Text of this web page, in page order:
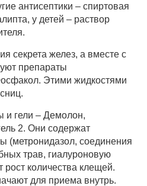
антисептики – спиртовая
у детей – раствор
секрета желез, а вместе с
препараты
Этими жидкостями
и гели – Демолон,
2. Они содержат
(метронидазол, соединения
трав, гиалуроновую
рост количества клещей.
для приема внутрь.